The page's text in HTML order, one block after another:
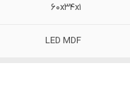
60x34x1
LED MDF